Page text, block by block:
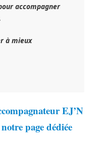
accompagner
à mieux
EJ’N
page dédiée